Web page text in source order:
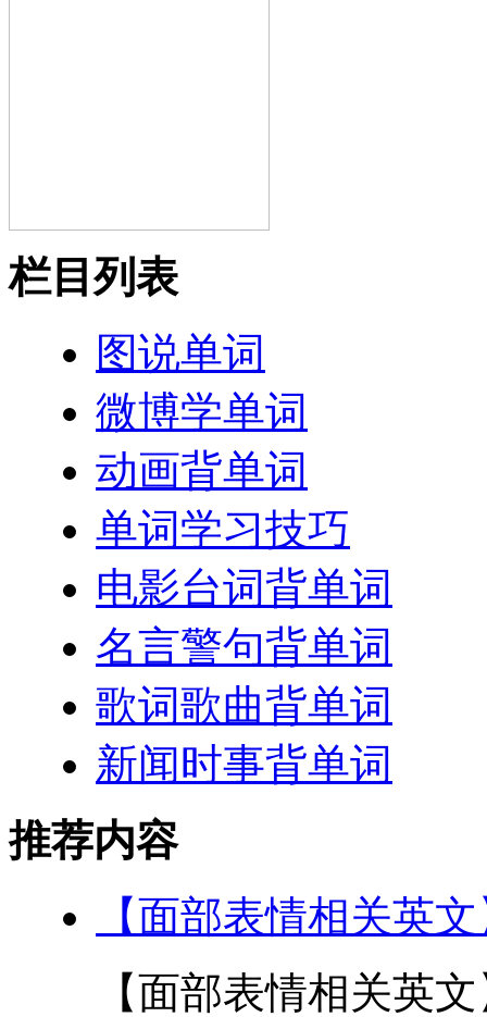
栏目列表
图说单词
微博学单词
动画背单词
单词学习技巧
电影台词背单词
名言警句背单词
歌词歌曲背单词
新闻时事背单词
推荐内容
【面部表情相关英
【面部表情相关英